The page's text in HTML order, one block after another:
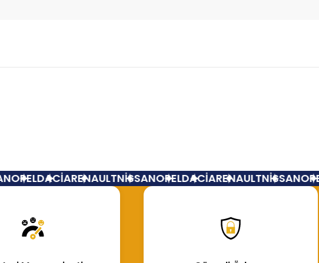
OPELDACİARENAULTNİSSANOPELDACİARENAULTNİSSANOPEL